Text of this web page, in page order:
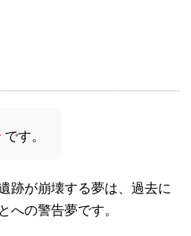
です。
跡が崩壊する夢は、過去に
への警告夢です。